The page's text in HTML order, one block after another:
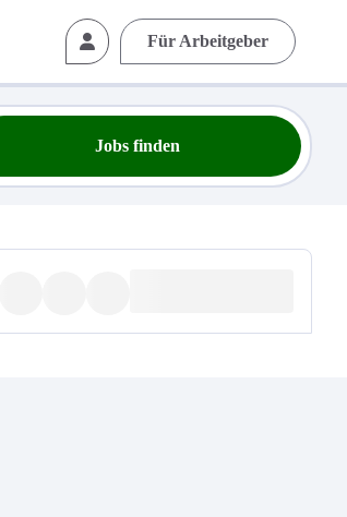
Für Arbeitgeber
Jobs finden